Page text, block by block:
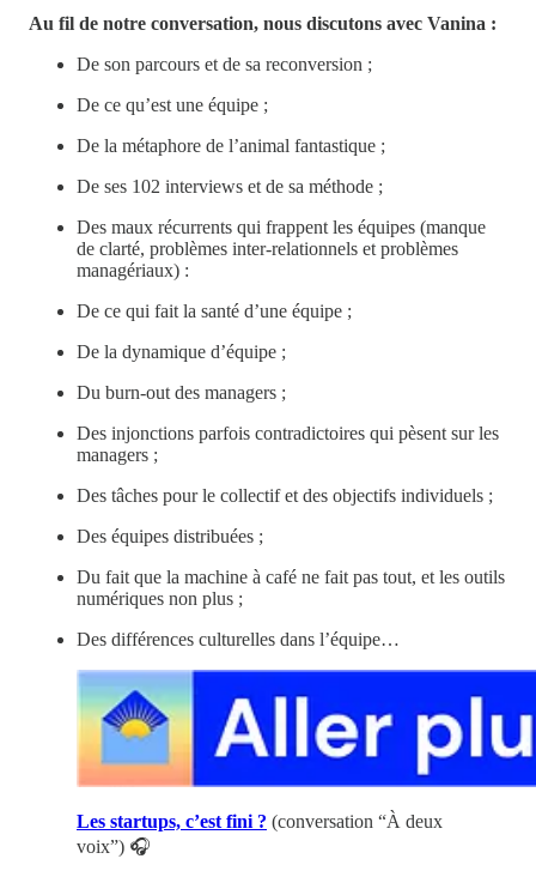
Au fil de notre conversation, nous discutons avec Vanina :
De son parcours et de sa reconversion ;
De ce qu’est une équipe ;
De la métaphore de l’animal fantastique ;
De ses 102 interviews et de sa méthode ;
Des maux récurrents qui frappent les équipes (manque
de clarté, problèmes inter-relationnels et problèmes
managériaux) :
De ce qui fait la santé d’une équipe ;
De la dynamique d’équipe ;
Du burn-out des managers ;
Des injonctions parfois contradictoires qui pèsent sur les
managers ;
Des tâches pour le collectif et des objectifs individuels ;
Des équipes distribuées ;
Du fait que la machine à café ne fait pas tout, et les outils
numériques non plus ;
Des différences culturelles dans l’équipe…
Les startups, c’est fini ? (conversation “À deux
voix”) 🎧